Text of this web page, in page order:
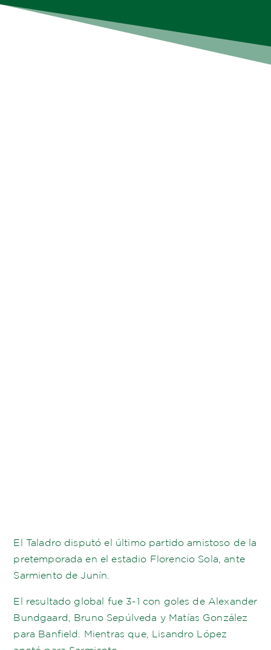
El Taladro disputó el último partido amistoso de la
pretemporada en el estadio Florencio Sola, ante
Sarmiento de Junín.
El resultado global fue 3-1 con goles de Alexander
Bundgaard, Bruno Sepúlveda y Matías González
para Banfield. Mientras que, Lisandro López